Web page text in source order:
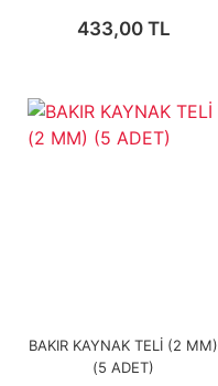
433,00 TL
BAKIR KAYNAK TELİ (2 MM)
(5 ADET)